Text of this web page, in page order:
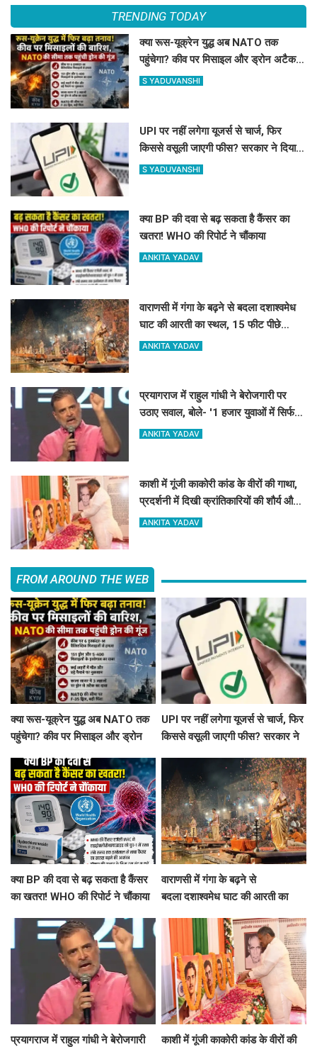
TRENDING TODAY
क्या रूस-यूक्रेन युद्ध अब NATO तक
पहुंचेगा? कीव पर मिसाइल और ड्रोन अटैक,
काला सागर में भी तनाव
S YADUVANSHI
UPI पर नहीं लगेगा यूजर्स से चार्ज, फिर
किससे वसूली जाएगी फीस? सरकार ने दिया
बड़ा अपडेट
S YADUVANSHI
क्या BP की दवा से बढ़ सकता है कैंसर का
खतरा! WHO की रिपोर्ट ने चौंकाया
ANKITA YADAV
वाराणसी में गंगा के बढ़ने से बदला दशाश्वमेध
घाट की आरती का स्थल, 15 फीट पीछे
हुई आरती
ANKITA YADAV
प्रयागराज में राहुल गांधी ने बेरोजगारी पर
उठाए सवाल, बोले- '1 हजार युवाओं में सिर्फ
12 को स्थायी नौकरी'...
ANKITA YADAV
काशी में गूंजी काकोरी कांड के वीरों की गाथा,
प्रदर्शनी में दिखी क्रांतिकारियों की शौर्य और
बलिदान की कहानी
ANKITA YADAV
FROM AROUND THE WEB
क्या रूस-यूक्रेन युद्ध अब NATO तक
पहुंचेगा? कीव पर मिसाइल और ड्रोन
UPI पर नहीं लगेगा यूजर्स से चार्ज, फिर
किससे वसूली जाएगी फीस? सरकार ने
क्या BP की दवा से बढ़ सकता है कैंसर
का खतरा! WHO की रिपोर्ट ने चौंकाया
वाराणसी में गंगा के बढ़ने से
बदला दशाश्वमेध घाट की आरती का
प्रयागराज में राहुल गांधी ने बेरोजगारी
काशी में गूंजी काकोरी कांड के वीरों की